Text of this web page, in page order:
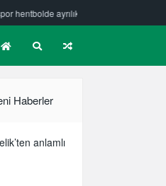
Mehmet Güzelsöz’den mesaj var!
Haberler
anlamlı